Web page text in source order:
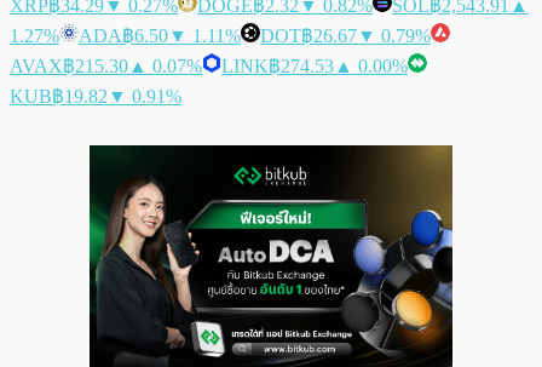
XRP฿34.29▼ 0.27% DOGE฿2.32 ▼ 0.82% SOL฿2,543.91 ▲
1.27%
ADA฿6.50▼ 1.11% DOT฿26.67▼ 0.79%
AVAX฿215.30 ▲ 0.07% LINK฿274.53 ▲ 0.00%
KUB฿19.82 ▼ 0.91%